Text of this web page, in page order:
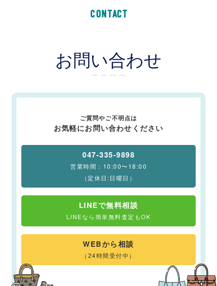
CONTACT
お問い合わせ
ー ー ー ー
ご質問やご不明点は
お気軽にお問い合わせください
047-335-9898
営業時間：10:00〜18:00
（定休日:日曜日）
LINEで無料相談
LINEなら簡単無料査定もOK
WEBから相談
（24時間受付中）